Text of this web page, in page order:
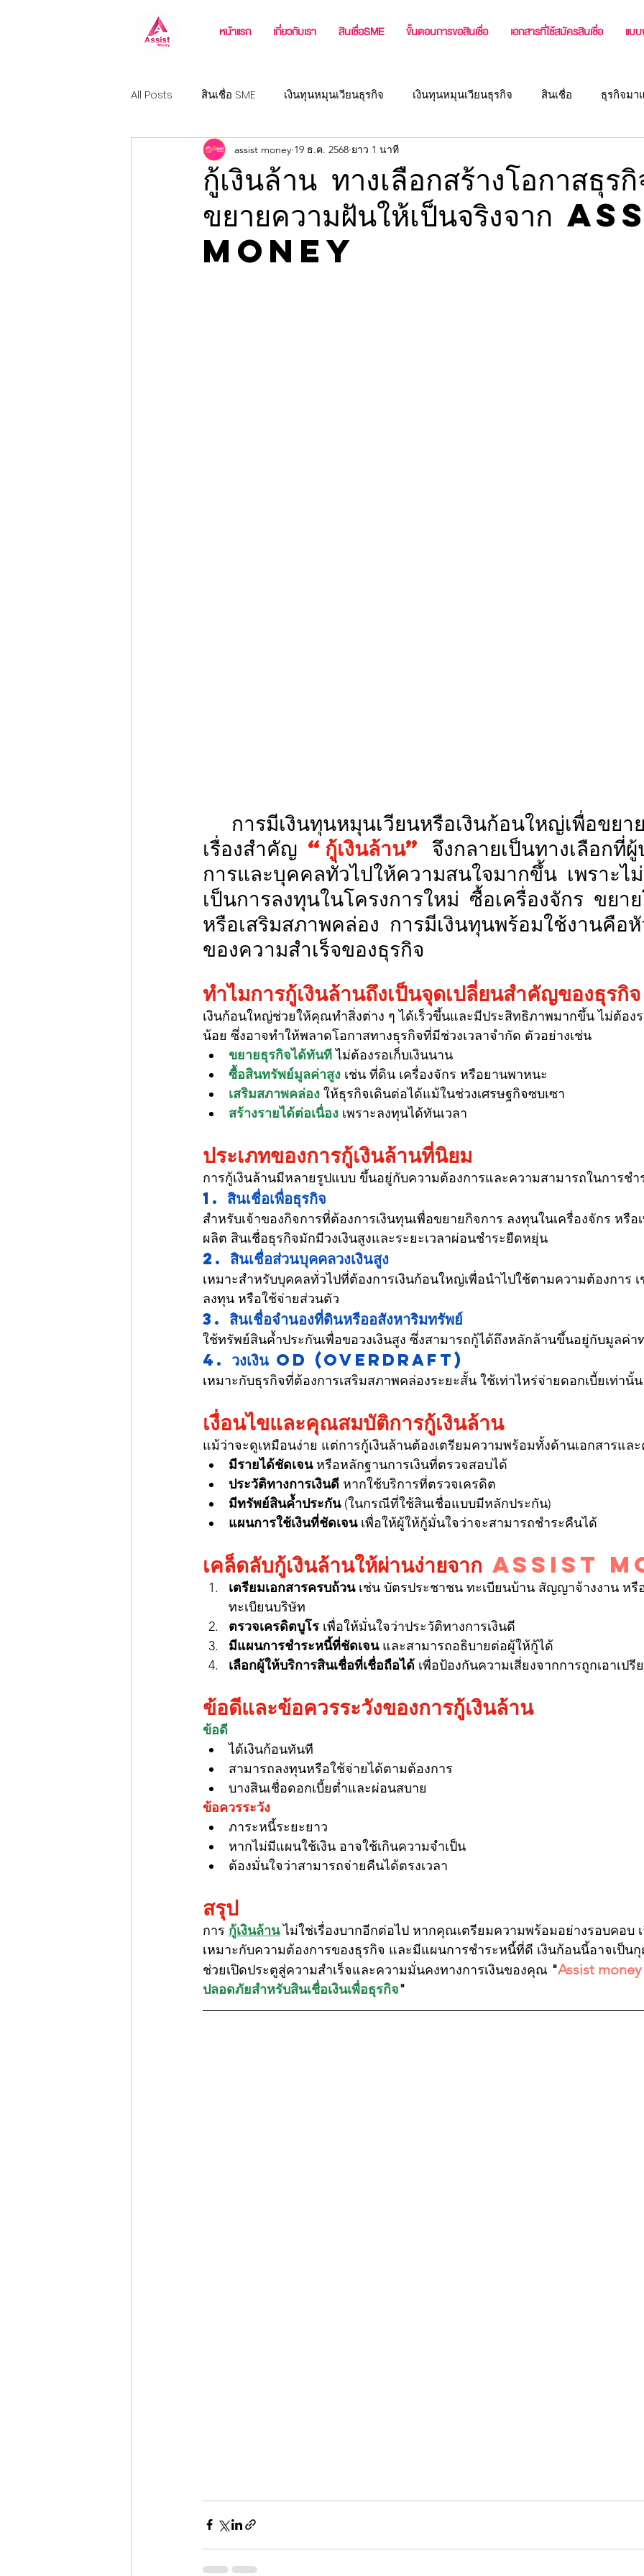
หน้าแรก เกี่ยวกับเรา สินเชื่อSME ขั้นตอนการขอสินเชื่อ เอกสารที่ใช้สมัครสินเชื่อ แบ
All Posts สินเชื่อ SME เงินทุนหมุนเวียนธุรกิจ เงินทุนหมุนเวียนธุรกิจ สินเชื่อ ธุรกิจมา
วงเงินฉุกเฉิน สินเชื่อธุรกิจขนส่ง แหล่งเงินทุนผู้ประกอบการ
สินเชื่อสำหรับเจ้าของโรงงาน สินเชื่อธุรกิจ หรือ เงินทุนสำหรับธุ สินเชื่อเจ้าของกิจการ
กู้เงินล้าน ทางเลือกสร้างโอกาสธุร
ขยายความฝันให้เป็นจริงจาก
money
assist money 19 ธ.ค. 2568 ยาว 1 นาที
เรื่องสำคัญ “กู้เงินล้าน” จึงกลายเป็นทางเลือกที่
การและบุคคลทั่วไปให้ความสนใจมากขึ้น เพราะไ
เป็นการลงทุนในโครงการใหม่ ซื้อเครื่องจักร ขยา
หรือเสริมสภาพคล่อง การมีเงินทุนพร้อมใช้งานคือ
ของความสำเร็จของธุรกิจ
ทำไมการกู้เงินล้านถึงเป็นจุดเปลี่ยนสำคัญของธุรกิจ
เงินก้อนใหญ่ช่วยให้คุณทำสิ่งต่าง ๆ ได้เร็วขึ้นและมีประสิทธิภาพมากขึ้น ไม่ต้องร
น้อย ซึ่งอาจทำให้พลาดโอกาสทางธุรกิจที่มีช่วงเวลาจำกัด ตัวอย่างเช่น
ขยายธุรกิจได้ทันที ไม่ต้องรอเก็บเงินนาน
ซื้อสินทรัพย์มูลค่าสูง เช่น ที่ดิน เครื่องจักร หรือยานพาหนะ
เสริมสภาพคล่อง ให้ธุรกิจเดินต่อได้แม้ในช่วงเศรษฐกิจซบเซา
สร้างรายได้ต่อเนื่อง เพราะลงทุนได้ทันเวลา
ประเภทของการกู้เงินล้านที่นิยม
การกู้เงินล้านมีหลายรูปแบบ ขึ้นอยู่กับความต้องการและความสามารถในการช
1. สินเชื่อเพื่อธุรกิจ
สำหรับเจ้าของกิจการที่ต้องการเงินทุนเพื่อขยายกิจการ ลงทุนในเครื่องจักร หรือ
ผลิต สินเชื่อธุรกิจมักมีวงเงินสูงและระยะเวลาผ่อนชำระยืดหยุ่น
2 . สินเชื่อส่วนบุคคลวงเงินสูง
เหมาะสำหรับบุคคลทั่วไปที่ต้องการเงินก้อนใหญ่เพื่อนำไปใช้ตามความต้องการ
ลงทุน หรือใช้จ่ายส่วนตัว
3. สินเชื่อจำนองที่ดินหรืออสังหาริมทรัพย์
ใช้ทรัพย์สินค้ำประกันเพื่อขอวงเงินสูง ซึ่งสามารถกู้ได้ถึงหลักล้านขึ้นอยู่กับมูลค่า
4. วงเงิน OD (Overdraft)
เหมาะกับธุรกิจที่ต้องการเสริมสภาพคล่องระยะสั้น ใช้เท่าไหร่จ่ายดอกเบี้ยเท่านั้น
เงื่อนไขและคุณสมบัติการกู้เงินล้าน
แม้ว่าจะดูเหมือนง่าย แต่การกู้เงินล้านต้องเตรียมความพร้อมทั้งด้านเอกสารแ
มีรายได้ชัดเจน หรือหลักฐานการเงินที่ตรวจสอบได้
ประวัติทางการเงินดี หากใช้บริการที่ตรวจเครดิต
มีทรัพย์สินค้ำประกัน (ในกรณีที่ใช้สินเชื่อแบบมีหลักประกัน)
แผนการใช้เงินที่ชัดเจน เพื่อให้ผู้ให้กู้มั่นใจว่าจะสามารถชำระคืนได้
เคล็ดลับกู้เงินล้านให้ผ่านง่ายจาก assist
เตรียมเอกสารครบถ้วน เช่น บัตรประชาชน ทะเบียนบ้าน สัญญาจ้างงาน หรื
ทะเบียนบริษัท
ตรวจเครดิตบูโร เพื่อให้มั่นใจว่าประวัติทางการเงินดี
มีแผนการชำระหนี้ที่ชัดเจน และสามารถอธิบายต่อผู้ให้กู้ได้
เลือกผู้ให้บริการสินเชื่อที่เชื่อถือได้ เพื่อป้องกันความเสี่ยงจากการถูกเอาเปรี
ข้อดีและข้อควรระวังของการกู้เงินล้าน
ข้อดี
ได้เงินก้อนทันที
สามารถลงทุนหรือใช้จ่ายได้ตามต้องการ
บางสินเชื่อดอกเบี้ยต่ำและผ่อนสบาย
ข้อควรระวัง
ภาระหนี้ระยะยาว
หากไม่มีแผนใช้เงิน อาจใช้เกินความจำเป็น
ต้องมั่นใจว่าสามารถจ่ายคืนได้ตรงเวลา
สรุป
การ กู้เงินล้าน ไม่ใช่เรื่องบากอีกต่อไป หากคุณเตรียมความพร้อมอย่างรอบคอบ
เหมาะกับความต้องการของธุรกิจ และมีแผนการชำระหนี้ที่ดี เงินก้อนนี้อาจเป็
ช่วยเปิดประตูสู่ความสำเร็จและความมั่นคงทางการเงินของคุณ "Assist money
ปลอดภัยสำหรับสินเชื่อเงินเพื่อธุรกิจ"